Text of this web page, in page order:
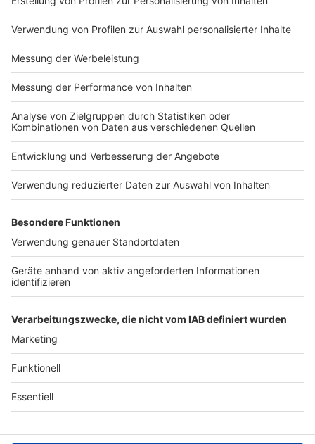
Impressum
Nutzungsbedingungen
Jobs
Presse
Werben
Archiv
ANTENNE BAYERN GROUP
Stiftung ANTENNE BAYERN
hilft
Teilnahmebedingungen
Grounding Page ANTENNE
BAYERN
Kontakt
Studio-Hotline
Verkehrs-Hotline
Datenschutz­erklärung
Newsletter